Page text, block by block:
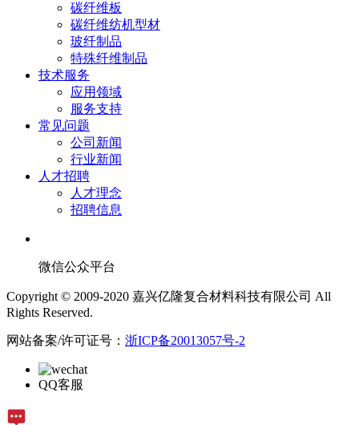
碳纤维板
碳纤维纺机型材
玻纤制品
特殊纤维制品
技术服务
应用领域
服务支持
常见问题
公司新闻
行业新闻
人才招聘
人才理念
招聘信息
微信公众平台
Copyright © 2009-2020 嘉兴亿隆复合材料科技有限公司 All
Rights Reserved.
网站备案/许可证号： 浙ICP备20013057号-2
QQ客服